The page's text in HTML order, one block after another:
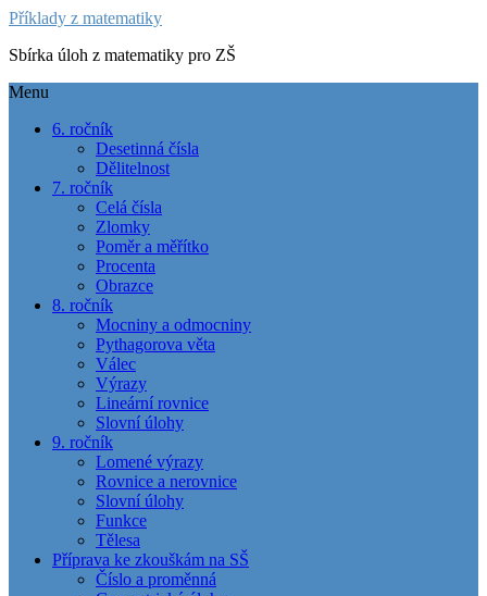
Příklady z matematiky
Sbírka úloh z matematiky pro ZŠ
Menu
6. ročník
Desetinná čísla
Dělitelnost
7. ročník
Celá čísla
Zlomky
Poměr a měřítko
Procenta
Obrazce
8. ročník
Mocniny a odmocniny
Pythagorova věta
Válec
Výrazy
Lineární rovnice
Slovní úlohy
9. ročník
Lomené výrazy
Rovnice a nerovnice
Slovní úlohy
Funkce
Tělesa
Příprava ke zkouškám na SŠ
Číslo a proměnná